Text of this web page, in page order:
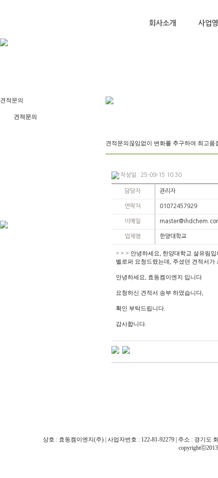
회사소개 사업
견적문의
견적문의
견적문의 끊임없이 변화를 추구하여 최고
작성일 : 25-09-15 10:30
담당자 관리자
연락처 01072457929
이메일
업체명 한양대학교
> > > 안녕하세요, 한양대학교 설유림
벨로퍼 요청드렸는데, 주셨던 견적서
안녕하세요, 효동켐이엔지 입니다
요청하신 견적서 송부 하였습니다,
확인 부탁드립니다.
감사합니다.
상호 : 효동켐이엔지(주) | 사업자번호 : 122-81-92279 | 주소 : 경기도